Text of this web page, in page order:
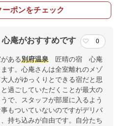
ーポンをチェック
庵がおすすめです 0
ある別府温泉 匠晴の宿 心庵
す。心庵さんは全室離れのメゾ
人がゆっくりとできる宿だと思
過ごしていただくことが最大の
で、スタッフが部屋に入るよう
もついていないのですがデリバ
持ち込みが自由です。自分たち